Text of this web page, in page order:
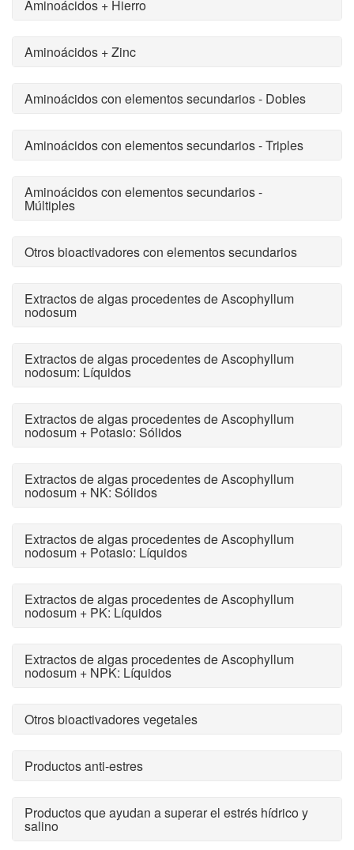
Aminoácidos + Hierro
Aminoácidos + Zinc
Aminoácidos con elementos secundarios - Dobles
Aminoácidos con elementos secundarios - Triples
Aminoácidos con elementos secundarios -
Múltiples
Otros bioactivadores con elementos secundarios
Extractos de algas procedentes de Ascophyllum
nodosum
Extractos de algas procedentes de Ascophyllum
nodosum: Líquidos
Extractos de algas procedentes de Ascophyllum
nodosum + Potasio: Sólidos
Extractos de algas procedentes de Ascophyllum
nodosum + NK: Sólidos
Extractos de algas procedentes de Ascophyllum
nodosum + Potasio: Líquidos
Extractos de algas procedentes de Ascophyllum
nodosum + PK: Líquidos
Extractos de algas procedentes de Ascophyllum
nodosum + NPK: Líquidos
Otros bioactivadores vegetales
Productos anti-estres
Productos que ayudan a superar el estrés hídrico y
salino